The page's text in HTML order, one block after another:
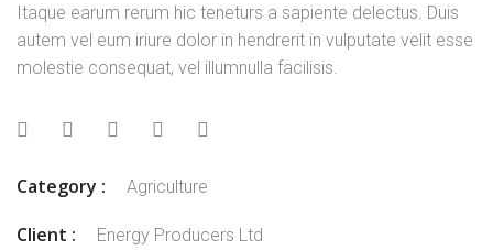
Itaque earum rerum hic teneturs a sapiente delectus. Duis
autem vel eum iriure dolor in hendrerit in vulputate velit esse
molestie consequat, vel illumnulla facilisis.
Category : Agriculture
Client : Energy Producers Ltd